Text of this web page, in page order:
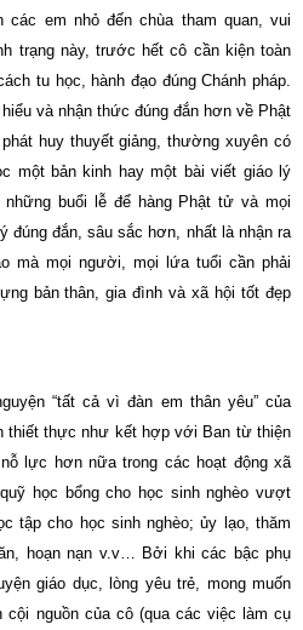
các em nhỏ đến chùa tham quan, vui
trạng này, trước hết cô cần kiện toàn
tu học, hành đạo đúng Chánh pháp.
và nhận thức đúng đắn hơn về Phật
huy thuyết giảng, thường xuyên có
một bản kinh hay một bài viết giáo lý
những buổi lễ để hàng Phật tử và mọi
đúng đắn, sâu sắc hơn, nhất là nhận ra
mà mọi người, mọi lứa tuổi cần phải
bản thân, gia đình và xã hội tốt đẹp
“tất cả vì đàn em thân yêu” của
thiết thực như kết hợp với Ban từ thiện
lực hơn nữa trong các hoạt động xã
học bổng cho học sinh nghèo vượt
tập cho học sinh nghèo; ủy lạo, thăm
hoạn nạn v.v… Bởi khi các bậc phụ
giáo dục, lòng yêu trẻ, mong muốn
cội nguồn của cô (qua các việc làm cụ